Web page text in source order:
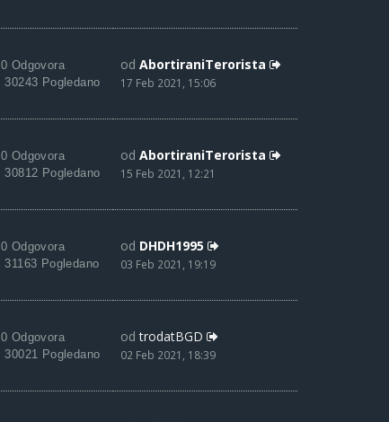
0 Odgovora
30243 Pogledano
od AbortiraniTerorista
17 Feb 2021, 15:06
0 Odgovora
30812 Pogledano
od AbortiraniTerorista
15 Feb 2021, 12:21
0 Odgovora
31163 Pogledano
od DHDH1995
03 Feb 2021, 19:19
0 Odgovora
30021 Pogledano
odtrodatBGD
02 Feb 2021, 18:39